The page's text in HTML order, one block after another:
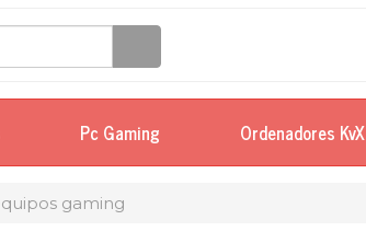
Pc Gaming Ordenadores KvX
gaming